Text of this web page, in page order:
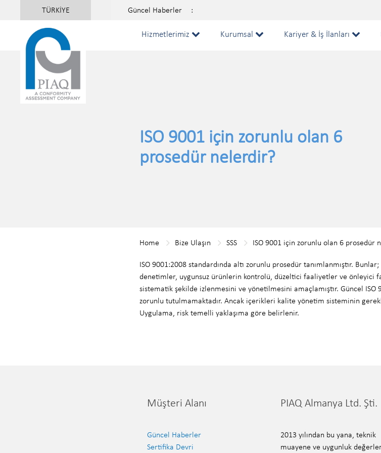
TÜRKİYE Güncel Haberler :
Hizmetlerimiz Kurumsal Kariyer & İş İlanları
ISO 9001 için zorunlu olan 6
prosedür nelerdir?
Home Bize Ulaşın SSS ISO 9001 için zorunlu olan 6 prosedür
ISO 9001:2008 standardında altı zorunlu prosedür tanımlanmıştır.
denetimler, uygunsuz ürünlerin kontrolü, düzeltici faaliyetler ve önleyici
sistematik şekilde izlenmesini ve yönetilmesini amaçlamıştır. Güncel ISO
zorunlu tutulmamaktadır. Ancak içerikleri kalite yönetim sisteminin
Uygulama, risk temelli yaklaşıma göre belirlenir.
Müşteri Alanı
Güncel Haberler
Sertifika Devri
PIAQ Almanya Ltd. Şti.
2013 yılından bu yana, teknik
muayene ve uygunluk